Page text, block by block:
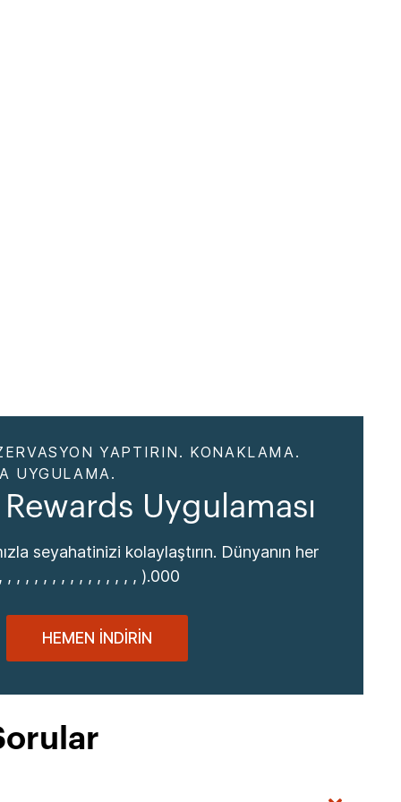
YAPTIRIN. KONAKLAMA.
UYGULAMA.
Uygulaması
seyahatinizi kolaylaştırın. Dünyanın her
, , , , , , , , , , , , , , , ).000
HEMEN İNDIRIN